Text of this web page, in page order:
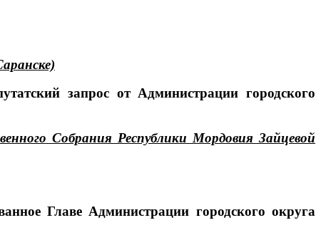
запрос от Администрации городского
Собрания Республики Мордовия Зайцевой
Главе Администрации городского округа